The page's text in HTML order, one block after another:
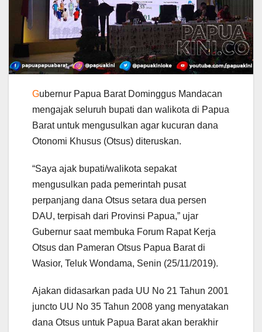
Gubernur Papua Barat Dominggus Mandacan
mengajak seluruh bupati dan walikota di Papua
Barat untuk mengusulkan agar kucuran dana
Otonomi Khusus (Otsus) diteruskan.
“Saya ajak bupati/walikota sepakat
mengusulkan pada pemerintah pusat
perpanjang dana Otsus setara dua persen
DAU, terpisah dari Provinsi Papua,” ujar
Gubernur saat membuka Forum Rapat Kerja
Otsus dan Pameran Otsus Papua Barat di
Wasior, Teluk Wondama, Senin (25/11/2019).
Ajakan didasarkan pada UU No 21 Tahun 2001
juncto UU No 35 Tahun 2008 yang menyatakan
dana Otsus untuk Papua Barat akan berakhir